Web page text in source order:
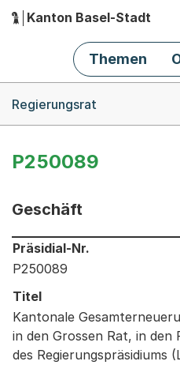
Hauptnavigation
Kanton Basel-Stadt
Themen
Regierungsrat
P250089
Geschäft
Informationen zum
Präsidial-Nr.
P250089
Titel
Kantonale
in den Grossen Rat, in den
des Regierungspräsidiums